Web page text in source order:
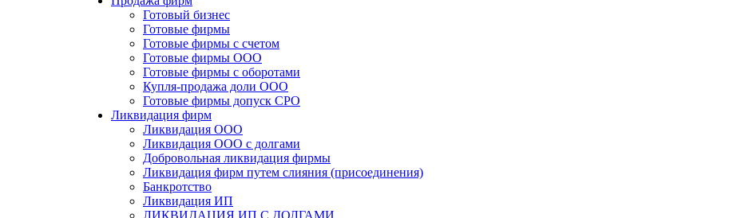
Готовый бизнес
Готовые фирмы
Готовые фирмы с счетом
Готовые фирмы OOO
Готовые фирмы с оборотами
Купля-продажа доли ООО
Готовые фирмы допуск СРО
Ликвидация фирм
Ликвидация ООО
Ликвидация ООО с долгами
Добровольная ликвидация фирмы
Ликвидация фирм путем слияния (присоединения)
Банкротство
Ликвидация ИП
ЛИКВИДАЦИЯ ИП С ДОЛГАМИ